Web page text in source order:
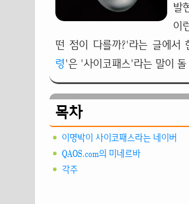
발
이
떤 점이 다를까?'라는 글에서
령'은 '사이코패스'라는 말이
목차
이명박이 사이코패스라는 네이버
QAOS.com의 미네르바
각주